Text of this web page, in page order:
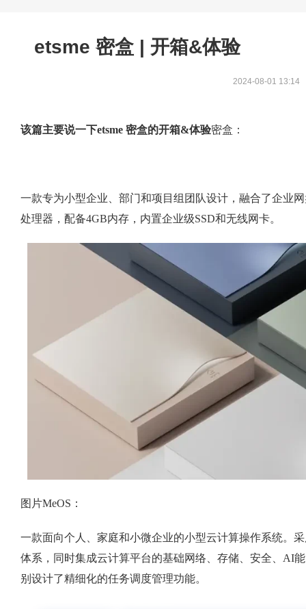
etsme 密盒 | 开箱&体验
2024-08-01 13:14
该篇主要说一下etsme 密盒的开箱&体验密盒：
一款专为小型企业、部门和项目组团队设计，融合了企业
处理器，配备4GB内存，内置企业级SSD和无线网卡。
图片MeOS：
一款面向个人、家庭和小微企业的小型云计算操作系统。
体系，同时集成云计算平台的基础网络、存储、安全、AI
别设计了精细化的任务调度管理功能。